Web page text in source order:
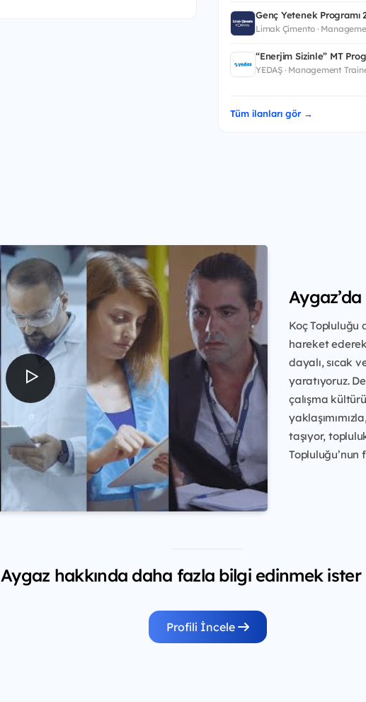
Genç Yetenek Programı
Limak Çimento ·
“Enerjim Sizinle” MT
YEDAŞ · Management
Tüm ilanları gör →
Koç Topluluğu
hareket
dayalı, sıcak
yaratıyoruz.
çalışma
taşıyor,
Topluluğu’nun
Aygaz hakkında daha fazla bilgi edinmek ister
Profili İncele